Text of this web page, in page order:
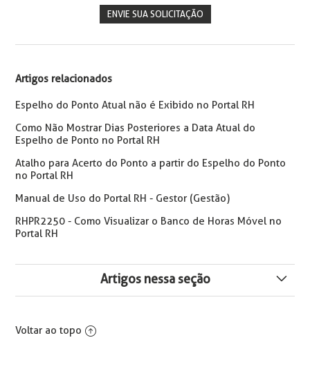
ENVIE SUA SOLICITAÇÃO
Artigos relacionados
Espelho do Ponto Atual não é Exibido no Portal RH
Como Não Mostrar Dias Posteriores a Data Atual do
Espelho de Ponto no Portal RH
Atalho para Acerto do Ponto a partir do Espelho do Ponto
no Portal RH
Manual de Uso do Portal RH - Gestor (Gestão)
RHPR2250 - Como Visualizar o Banco de Horas Móvel no
Portal RH
Artigos nessa seção
horário permitido
Voltar ao topo